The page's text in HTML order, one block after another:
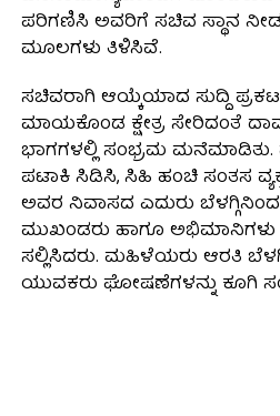
ಪರಿಗಣಿಸಿ ಅವರಿಗೆ ಸಚಿವ ಸ್ಥಾನ
ಮೂಲಗಳು ತಿಳಿಸಿವೆ.
ಸಚಿವರಾಗಿ ಆಯ್ಕೆಯಾದ ಸುದ್ದಿ
ಮಾಯಕೊಂಡ ಕ್ಷೇತ್ರ ಸೇರಿದಂತೆ
ಭಾಗಗಳಲ್ಲಿ ಸಂಭ್ರಮ ಮನೆಮಾಡಿತು.
ಪಟಾಕಿ ಸಿಡಿಸಿ, ಸಿಹಿ ಹಂಚಿ ಸಂತಸ
ಅವರ ನಿವಾಸದ ಎದುರು
ಮುಖಂಡರು ಹಾಗೂ
ಸಲ್ಲಿಸಿದರು. ಮಹಿಳೆಯರು ಆರತಿ
ಯುವಕರು ಘೋಷಣೆಗಳನ್ನು ಕೂಗಿ